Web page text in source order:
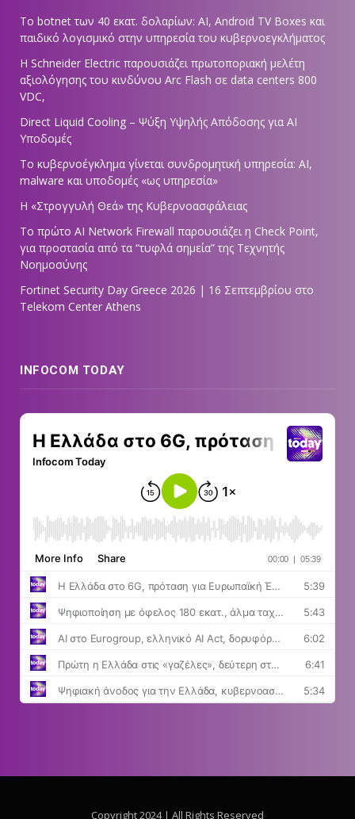
Το botnet των 40 εκατ. δολαρίων: AI, Android TV Boxes και
παιδικό λογισμικό στην υπηρεσία του κυβερνοεγκλήματος
Η Schneider Electric παρουσιάζει πρωτοποριακή μελέτη
αξιολόγησης του κινδύνου Arc Flash σε data centers 800
VDC,
Direct Liquid Cooling – Ψύξη Υψηλής Απόδοσης για AI
Υποδομές
Το κυβερνοέγκλημα γίνεται συνδρομητική υπηρεσία: AI,
malware και υποδομές «ως υπηρεσία»
Η «Στρογγυλή Θεά» της Κυβερνοασφάλειας
Tο πρώτο AI Network Firewall παρουσιάζει η Check Point,
για προστασία από τα “τυφλά σημεία” της Τεχνητής
Νοημοσύνης
Fortinet Security Day Greece 2026 | 16 Σεπτεμβρίου στο
Telekom Center Athens
INFOCOM TODAY
Copyright 2024 | All Rights Reserved